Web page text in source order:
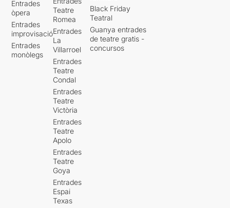
Entrades
òpera
Entrades
improvisació
Entrades
monòlegs
Teatre
Romea
Entrades
La
Villarroel
Entrades
Teatre
Condal
Entrades
Teatre
Victòria
Entrades
Teatre
Apolo
Entrades
Teatre
Goya
Entrades
Espai
Texas
Black Friday
Teatral
Guanya entrades
de teatre gratis -
concursos